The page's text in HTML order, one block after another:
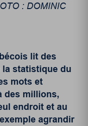
: DOMINIC
lit des
statistique du
mots et
des millions,
endroit et au
agrandir